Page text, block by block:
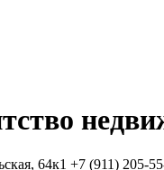
64к1 +7 (911) 205-